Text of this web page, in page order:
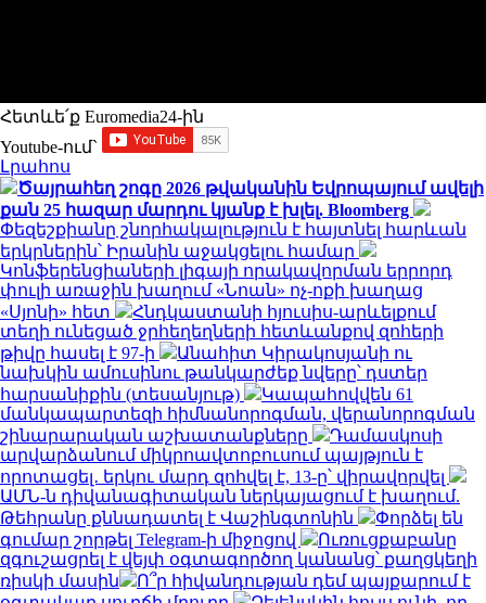
Հետևե՛ք Euromedia24-ին
Youtube-ում`
Լրահոս
Ծայրահեղ շոգը 2026 թվականին Եվրոպայում ավելի
քան 25 հազար մարդու կյանք է խլել. Bloomberg
Փեզեշքիանը շնորհակալություն է հայտնել հարևան
երկրներին՝ Իրանին աջակցելու համար
Կոնֆերենցիաների լիգայի որակավորման երրորդ
փուլի առաջին խաղում «Նոան» ոչ-ոքի խաղաց
«Սյոնի» հետ
Հնդկաստանի հյուսիս-արևելքում
տեղի ունեցած ջրհեղեղների հետևանքով զոհերի
թիվը հասել է 97-ի
Անահիտ Կիրակոսյանի ու
նախկին ամուսինու թանկարժեք նվերը՝ դստեր
հարսանիքին (տեսանյութ)
Կապահովվեն 61
մանկապարտեզի հիմնանորոգման, վերանորոգման
շինարարական աշխատանքները
Դամասկոսի
արվարձանում միկրոավտոբուսում պայթյուն է
որոտացել․ երկու մարդ զոհվել է, 13-ը՝ վիրավորվել
ԱՄՆ-ն դիվանագիտական ներկայացում է խաղում.
Թեհրանը քննադատել է Վաշինգտոնին
Փորձել են
գումար շորթել Telegram-ի միջոցով
Ուռուցքաբանը
զգուշացրել է վեյփ օգտագործող կանանց՝ քաղցկեղի
ռիսկի մասին
Ո՞ր հիվանդության դեմ պայքարում է